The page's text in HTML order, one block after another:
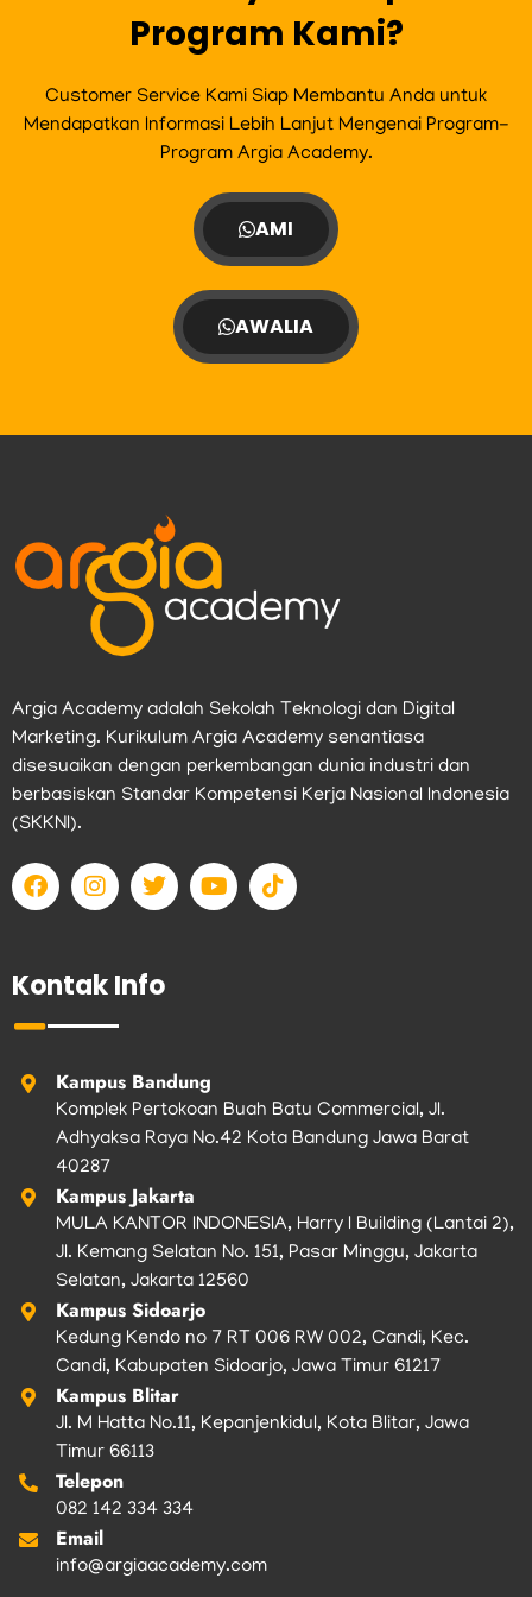
Program Kami?
Customer Service Kami Siap Membantu Anda untuk
Mendapatkan Informasi Lebih Lanjut Mengenai Program-
Program Argia Academy.
AMI
AWALIA
Argia Academy adalah Sekolah Teknologi dan Digital
Marketing. Kurikulum Argia Academy senantiasa
disesuaikan dengan perkembangan dunia industri dan
berbasiskan Standar Kompetensi Kerja Nasional Indonesia
(SKKNI).
F
a
c
o
o
k
I
n
s
a
g
a
T
w
i
e
Y
o
u
T
i
k
Kontak Info
Kampus Bandung
Komplek Pertokoan Buah Batu Commercial, Jl.
Adhyaksa Raya No.42 Kota Bandung Jawa Barat
40287
Kampus Jakarta
MULA KANTOR INDONESIA, Harry I Building (Lantai 2),
Jl. Kemang Selatan No. 151, Pasar Minggu, Jakarta
Selatan, Jakarta 12560
Kampus Sidoarjo
Kedung Kendo no 7 RT 006 RW 002, Candi, Kec.
Candi, Kabupaten Sidoarjo, Jawa Timur 61217
Kampus Blitar
Jl. M Hatta No.11, Kepanjenkidul, Kota Blitar, Jawa
Timur 66113
Telepon
082 142 334 334
Email
info@argiaacademy.com